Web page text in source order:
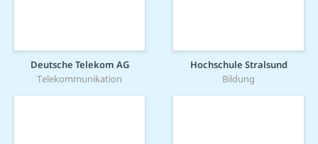
Deutsche Telekom AG
Telekommunikation
Hochschule Stralsund
Bildung